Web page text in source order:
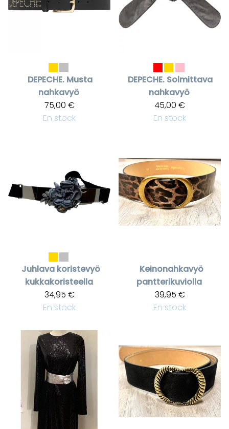
DEPECHE. Musta
nahkavyö
75,00 €
En stock
DEPECHE. Solmittava
nahkavyö
45,00 €
En stock
Juhlava koristevyö
kukkakoristeella
34,95 €
En stock
Keinonahkavyö
pantterikuviolla
39,95 €
En stock